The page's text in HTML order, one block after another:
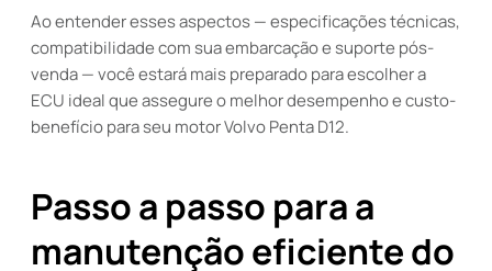
Ao entender esses aspectos — especificações técnicas,
compatibilidade com sua embarcação e suporte pós-
venda — você estará mais preparado para escolher a
ECU ideal que assegure o melhor desempenho e custo-
benefício para seu motor Volvo Penta D12.
Passo a passo para a
manutenção eficiente do